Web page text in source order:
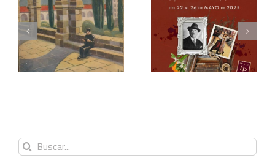
Blasco Ibáñez, el tango
y los festivales
Redescubriendo «La
araña»
Buscar: